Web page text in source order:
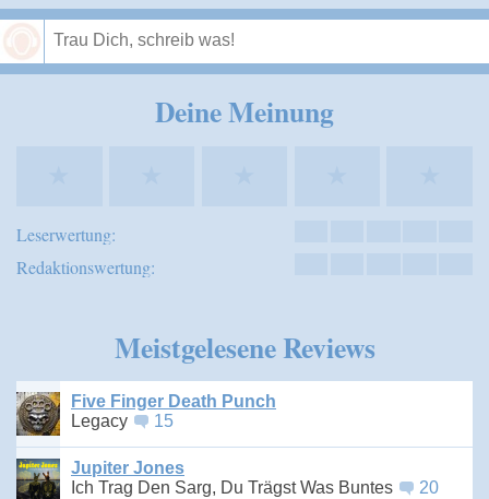
Deine Meinung
Leserwertung:
Redaktionswertung:
Meistgelesene Reviews
Five Finger Death Punch
Legacy
15
Jupiter Jones
Ich Trag Den Sarg, Du Trägst Was Buntes
20